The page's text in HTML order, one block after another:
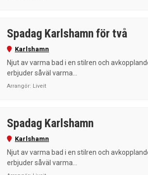
Spadag Karlshamn för två
Karlshamn
Njut av varma bad i en stilren och
erbjuder såväl varma...
Arrangör: Liveit
Spadag Karlshamn
Karlshamn
Njut av varma bad i en stilren och
erbjuder såväl varma...